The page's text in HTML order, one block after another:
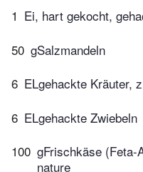
1 Ei, hart gekocht,
50 gSalzmandeln
6 ELgehackte Kräuter,
6 ELgehackte Zwiebeln
100 gFrischkäse
nature